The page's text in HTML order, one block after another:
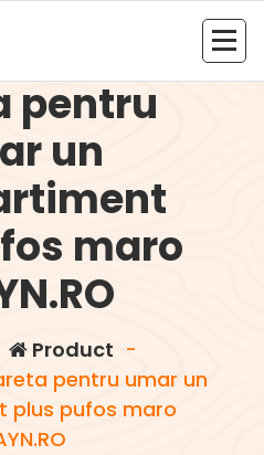
dama
pentru
un
maro
Product -
pentru umar un
plus pufos maro